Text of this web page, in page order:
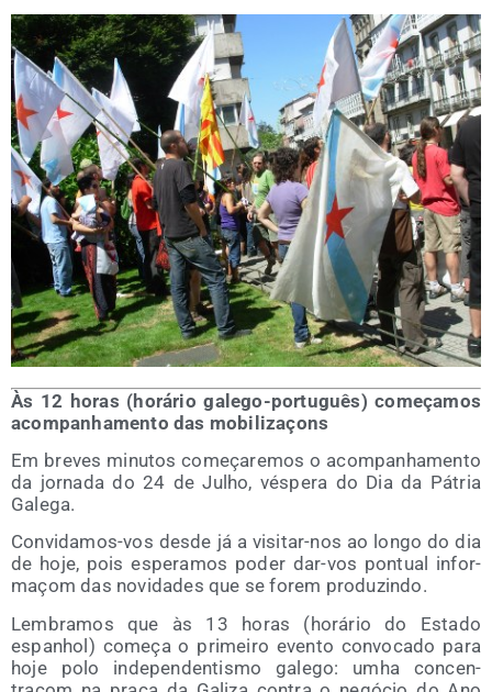
Às 12 horas (horá­rio gale­go-por­tu­guês) começa­mos
acom­panha­men­to das mobilizaçons
Em bre­ves minu­tos começa­re­mos o acom­panha­men­to
da jor­na­da do 24 de Julho, vés­pe­ra do Dia da Pátria
Galega.
Con­vi­da­mos-vos des­de já a visi­tar-nos ao lon­go do dia
de hoje, pois espe­ra­mos poder dar-vos pon­tual infor­
maçom das novi­da­des que se forem produzindo.
Lem­bra­mos que às 13 horas (horá­rio do Esta­do
espanhol) começa o pri­mei­ro even­to con­vo­ca­do para
hoje polo inde­pen­den­tis­mo gale­go: umha con­cen­